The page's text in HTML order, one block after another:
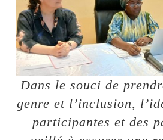
Dans le souci de
genre et l’inclusion,
participantes et des